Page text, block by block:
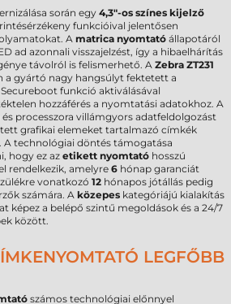
során egy 4,3"-os színes kijelző
funkcióival jelentősen
Amatrica nyomtató állapotáról
ad azonnali visszajelzést, így a hibaelhárítás
távolról is felismerhető. A Zebra ZT231
a gyártó nagy hangsúlyt fektetett a
funkció aktiválásával
hozzáférés a nyomtatási adatokhoz. A
processzora villámgyors adatfeldolgozást
grafikai elemeket tartalmazó címkék
A technológiai döntés támogatása
hogy ez az etikett nyomtató hosszú
rendelkezik, amelyre 6 hónap garanciát
vonatkozó 12 hónapos jótállás pedig
számára. A közepes kategóriájú kialakítás
képez a belépő szintű megoldások és a 24/7
között.
LEGFŐBB
számos technológiai előnnyel